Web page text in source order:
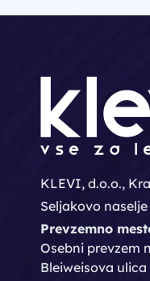
KLEVI, d.o.o.,
Seljakovo
Prevzemno
Osebni prevzem
Bleiweisova ulica